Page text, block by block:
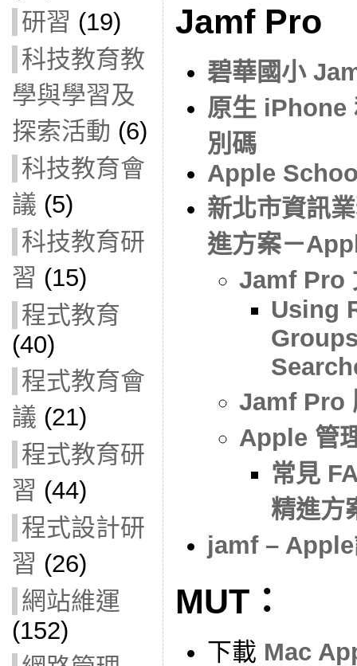
研習 (19)
科技教育教
學與學習及
探索活動 (6)
科技教育會
議 (5)
科技教育研
習 (15)
程式教育
(40)
程式教育會
議 (21)
程式教育研
習 (44)
程式設計研
習 (26)
網站維運
(152)
Jamf Pro
碧華國小
原生 iPhone
別碼
Apple
新北市資訊
進方案－
Jamf Pro
Using
Jamf Pro
Apple 管
常見
精進方
jamf –
MUT：
下載 Mac